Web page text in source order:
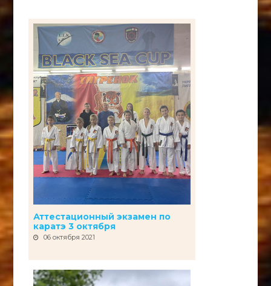
Аттестационный экзамен по
каратэ 3 октября
06 октября 2021